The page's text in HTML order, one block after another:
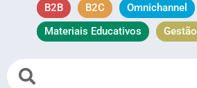
B2B B2C Omnichannel
Materiais Educativos
Gestão